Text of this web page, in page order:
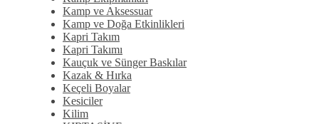
Kamp ve Aksessuar
Kamp ve Doğa Etkinlikleri
Kapri Takım
Kapri Takımı
Kauçuk ve Sünger Baskılar
Kazak & Hırka
Keçeli Boyalar
Kesiciler
Kilim